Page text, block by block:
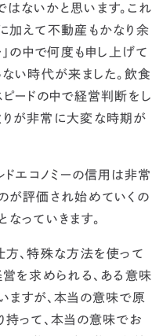
ないかと思います。 これ
加えて不動産もかなり余
の中で何度も申し上げて
い時代が来ました。 飲食
ードの中で経営判断をし
りが非常に大変な時期が
エコノミーの信用は非常
が評価され始めていくの
となっていきます。
方、特殊な方法を使って
を求められる、ある意味
ますが、本当の意味で原
持って、本当の意味でお